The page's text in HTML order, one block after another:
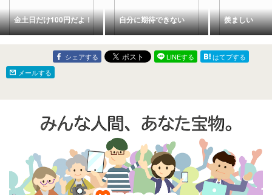
金土日だけ100円だよ！ 自分に期待できない 羨ましい
シェアする LINEする
はてブする
メールする